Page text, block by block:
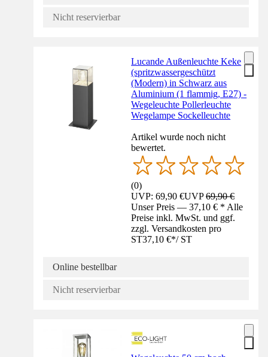
Nicht reservierbar
Lucande Außenleuchte Keke
(spritzwassergeschützt
(Modern) in Schwarz aus
Aluminium (1 flammig, E27) -
Wegeleuchte Pollerleuchte
Wegelampe Sockelleuchte
Artikel wurde noch nicht
bewertet.
(0)
UVP: 69,90 €UVP69,90 €
Unser Preis — 37,10 € * Alle
Preise inkl. MwSt. und ggf.
zzgl. Versandkosten pro
ST37,10 €*/ ST
Online bestellbar
Nicht reservierbar